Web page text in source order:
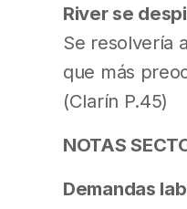
River se
Se resolvería
que más
(Clarín P.45)
NOTAS
Demandas